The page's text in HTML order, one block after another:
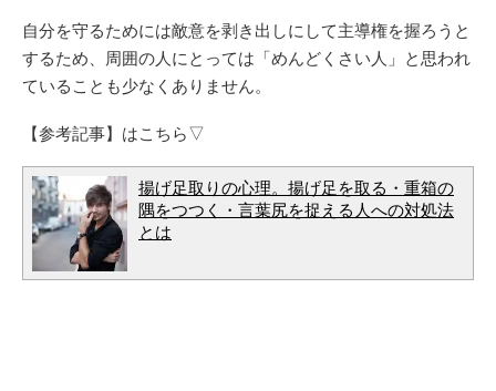
自分を守るためには敵意を剥き出しにして主導権を握ろうと
するため、周囲の人にとっては「めんどくさい人」と思われ
ていることも少なくありません。
【参考記事】はこちら▽
揚げ足取りの心理。揚げ足を取る・重箱の
隅をつつく・言葉尻を捉える人への対処法
とは